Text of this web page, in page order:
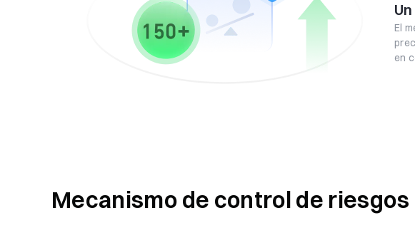
El
en
Mecanismo de control de